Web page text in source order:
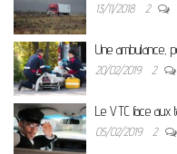
13/11/2018 2
Une ambulance,
20/02/2019 2
Le VTC face aux
05/02/2019 2